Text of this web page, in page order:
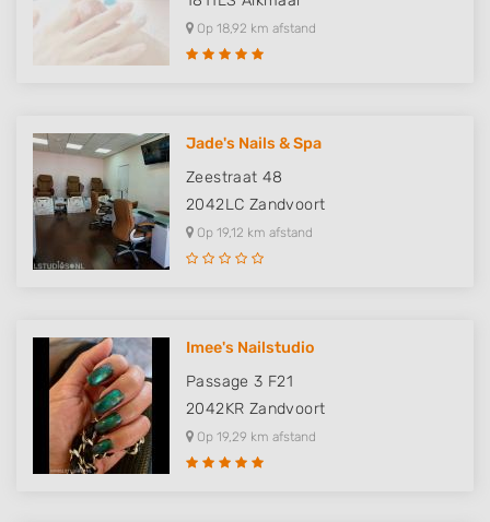
Op 18,92 km afstand
Jade's Nails & Spa
Zeestraat 48
2042LC Zandvoort
Op 19,12 km afstand
Imee's Nailstudio
Passage 3 F21
2042KR Zandvoort
Op 19,29 km afstand